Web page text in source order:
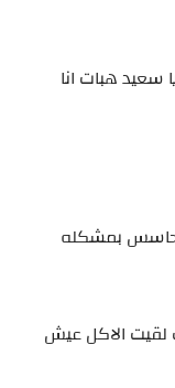
هبات انا
بمشكله
لقيت الاكل عيش